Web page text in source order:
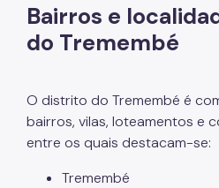
Bairros e
do Tremembé
O distrito do Tremembé é
bairros, vilas, loteamentos e
entre os quais destacam-se:
Tremembé